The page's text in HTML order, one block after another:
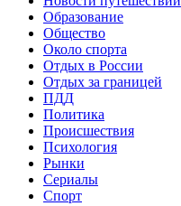
Образование
Общество
Около спорта
Отдых в России
Отдых за границей
ПДД
Политика
Происшествия
Психология
Рынки
Сериалы
Спорт